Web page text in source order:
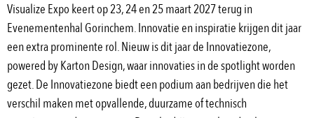
Visualize Expo keert op 23, 24 en 25 maart 2027 terug in
Evenementenhal Gorinchem. Innovatie en inspiratie krijgen dit jaar
een extra prominente rol. Nieuw is dit jaar de Innovatiezone,
powered by Karton Design, waar innovaties in de spotlight worden
gezet. De Innovatiezone biedt een podium aan bedrijven die het
verschil maken met opvallende, duurzame of technisch